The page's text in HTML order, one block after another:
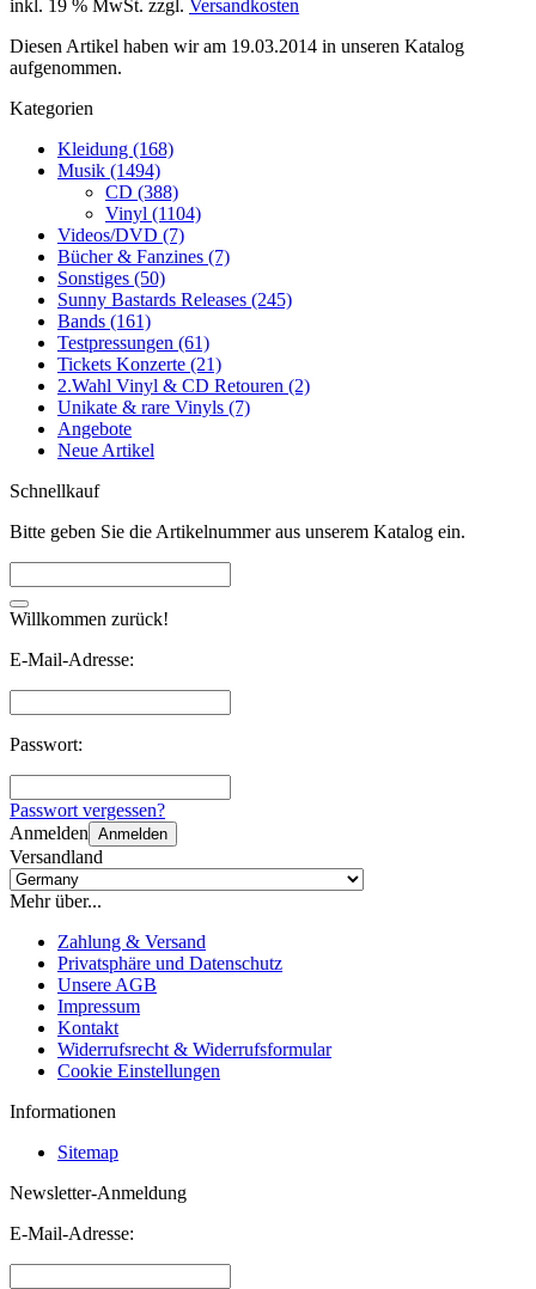
inkl. 19 % MwSt. zzgl. Versandkosten
Diesen Artikel haben wir am 19.03.2014 in unseren Katalog
aufgenommen.
Kategorien
Kleidung (168)
Musik (1494)
CD (388)
Vinyl (1104)
Videos/DVD (7)
Bücher & Fanzines (7)
Sonstiges (50)
Sunny Bastards Releases (245)
Bands (161)
Testpressungen (61)
Tickets Konzerte (21)
2.Wahl Vinyl & CD Retouren (2)
Unikate & rare Vinyls (7)
Angebote
Neue Artikel
Schnellkauf
Bitte geben Sie die Artikelnummer aus unserem Katalog ein.
Willkommen zurück!
E-Mail-Adresse:
Passwort:
Passwort vergessen?
Anmelden Anmelden
Versandland
Mehr über...
Zahlung & Versand
Privatsphäre und Datenschutz
Unsere AGB
Impressum
Kontakt
Widerrufsrecht & Widerrufsformular
Cookie Einstellungen
Informationen
Sitemap
Newsletter-Anmeldung
E-Mail-Adresse: